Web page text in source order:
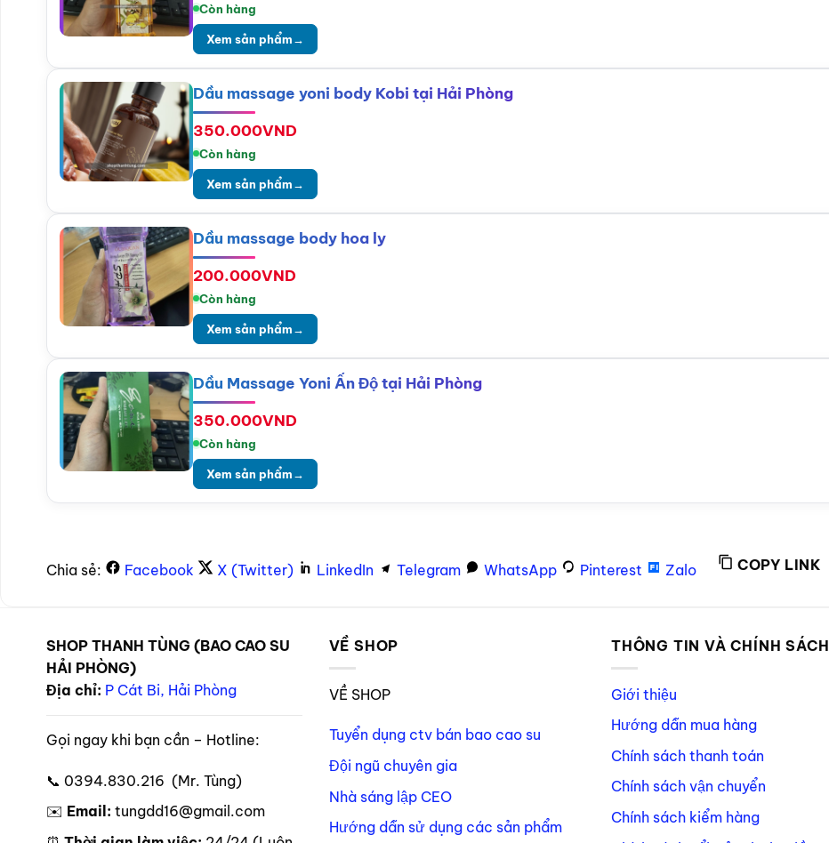
Còn hàng
Xem sản phẩm→
Dầu massage yoni body Kobi tại Hải Phòng
350.000VND
Còn hàng
Xem sản phẩm→
Dầu massage body hoa ly
200.000VND
Còn hàng
Xem sản phẩm→
Dầu Massage Yoni Ấn Độ tại Hải Phòng
350.000VND
Còn hàng
Xem sản phẩm→
Chia sẻ: Facebook X (Twitter) LinkedIn Telegram WhatsApp Pinterest Zalo COPY LINK
SHOP THANH TÙNG (BAO CAO SU
HẢI PHÒNG)
Địa chỉ: P Cát Bi, Hải Phòng
Gọi ngay khi bạn cần – Hotline:
📞 0394.830.216 (Mr. Tùng)
✉️ Email: tungdd16@gmail.com
VỀ SHOP
VỀ SHOP
Tuyển dụng ctv bán bao cao su
Đội ngũ chuyên gia
Nhà sáng lập CEO
Hướng dẫn sử dụng các sản phẩm
THÔNG TIN VÀ CHÍNH SÁCH
Giới thiệu
Hướng dẫn mua hàng
Chính sách thanh toán
Chính sách vận chuyển
Chính sách kiểm hàng